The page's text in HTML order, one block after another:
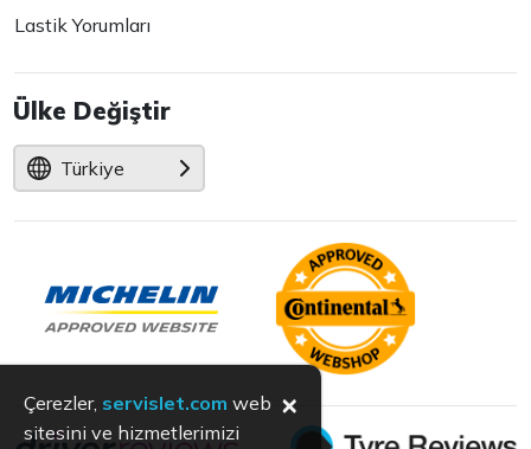
Lastik Yorumları
Ülke Değiştir
Türkiye
Çerezler, servislet.com web
sitesini ve hizmetlerimizi
×